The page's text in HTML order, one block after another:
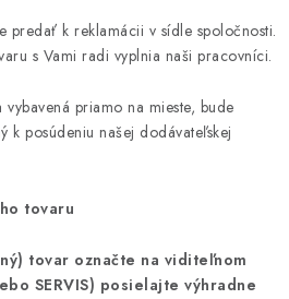
predať k reklamácii v sídle spoločnosti.
s Vami radi vyplnia naši pracovníci.
priamo na mieste, bude
k posúdeniu našej dodávateľskej
tovaru
tovar označte na viditeľnom
SERVIS) posielajte výhradne